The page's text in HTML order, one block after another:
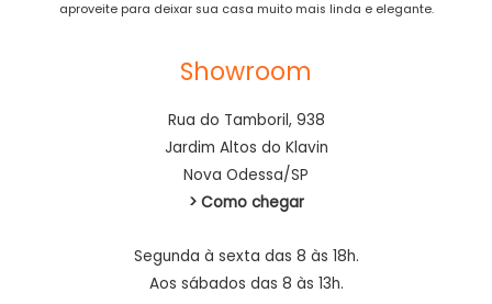
aproveite para deixar sua casa muito mais linda e elegante.
Showroom
Rua do Tamboril, 938
Jardim Altos do Klavin
Nova Odessa/SP
> Como chegar
Segunda à sexta das 8 às 18h.
Aos sábados das 8 às 13h.